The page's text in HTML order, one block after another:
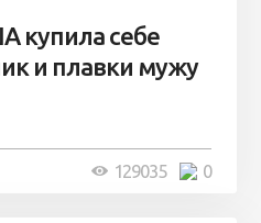
купила себе
и плавки мужу
0
129035